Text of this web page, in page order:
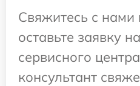
Свяжитесь с
оставьте заявку
сервисного
консультант